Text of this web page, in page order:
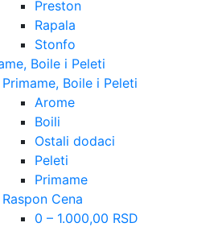
Preston
Rapala
Stonfo
Boile i Peleti
Primame, Boile i Peleti
Arome
Boili
Ostali dodaci
Peleti
Primame
Raspon Cena
0 – 1.000,00 RSD